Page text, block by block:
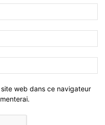
web dans ce navigateur